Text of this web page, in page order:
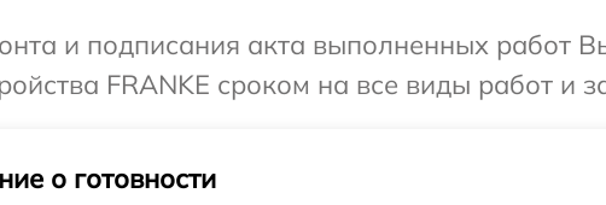
и подписания акта выполненных работ
FRANKE сроком на все виды работ и
о готовности